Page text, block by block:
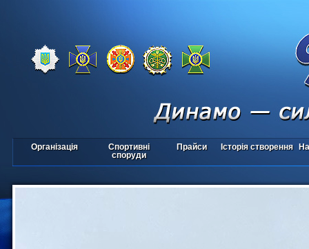
Організація
Спортивні
споруди
Прайси Історія створення